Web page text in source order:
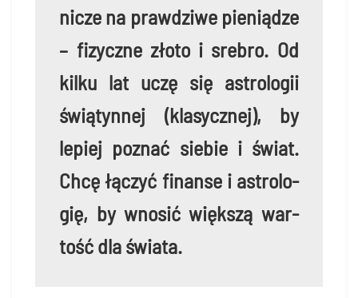
ni­cze na praw­dzi­we pie­nią­dze
– fizycz­ne zło­to i sre­bro. Od
kil­ku lat uczę się astro­lo­gii
świą­tyn­nej (kla­sycz­nej), by
lepiej poznać sie­bie i świat.
Chcę łączyć finan­se i astro­lo­
gię, by wno­sić więk­szą war­
tość dla świata.